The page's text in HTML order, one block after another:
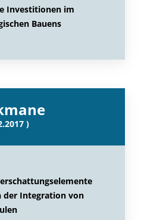
Investitionen im
Bauens
)
der Integration von